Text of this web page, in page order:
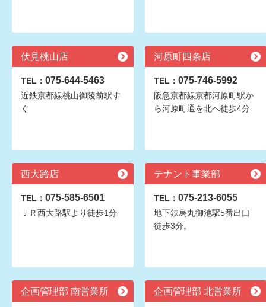
伏見桃山店
TEL： 075-644-5463
近鉄京都線桃山御陵前駅す
ぐ
河原町四条店
TEL： 075-746-5992
阪急京都線京都河原町駅か
ら河原町通を北へ徒歩4分
西大路店
TEL： 075-585-6501
ＪＲ西大路駅より徒歩1分
テナント事業部
TEL： 075-213-6055
地下鉄烏丸御池駅5番出口
徒歩3分。
企画管理部 南営業所 企画管理部 北営業所